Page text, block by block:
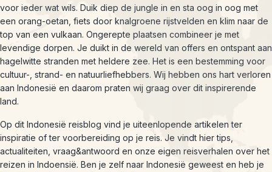
voor ieder wat wils. Duik diep de jungle in en sta oog in oog met
een orang-oetan, fiets door knalgroene rijstvelden en klim naar de
top van een vulkaan. Ongerepte plaatsen combineer je met
levendige dorpen. Je duikt in de wereld van offers en ontspant aan
hagelwitte stranden met heldere zee. Het is een bestemming voor
cultuur-, strand- en natuurliefhebbers. Wij hebben ons hart verloren
aan Indonesië en daarom praten wij graag over dit inspirerende
land.
Op dit Indonesië reisblog vind je uiteenlopende artikelen ter
inspiratie of ter voorbereiding op je reis. Je vindt hier tips,
actualiteiten, vraag&antwoord en onze eigen reisverhalen over het
reizen in Indoensië. Ben je zelf naar Indonesië geweest en heb je